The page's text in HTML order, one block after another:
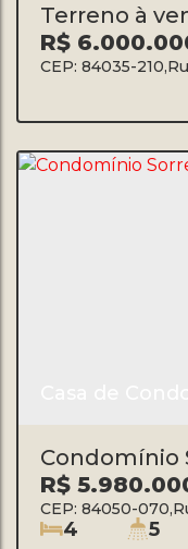
Terreno à
Olarias
R$
CEP: 84035-210,
Condomínio
R$
CEP: 84050-070,
4 5